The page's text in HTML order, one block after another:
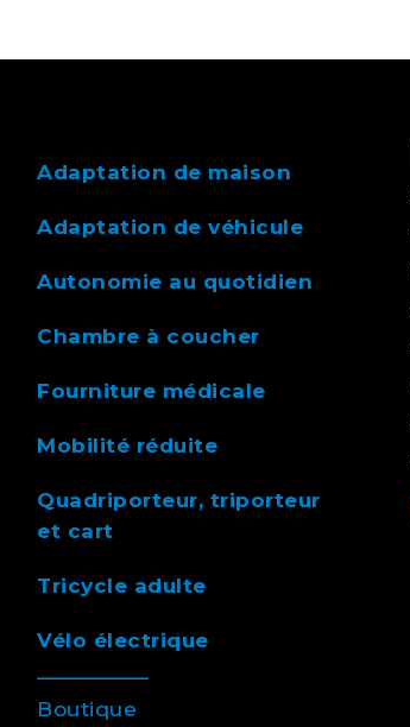
Adaptation de maison
Adaptation de véhicule
Autonomie au quotidien
Chambre à coucher
Fourniture médicale
Mobilité réduite
Quadriporteur, triporteur
et cart
Tricycle adulte
Vélo électrique
Boutique